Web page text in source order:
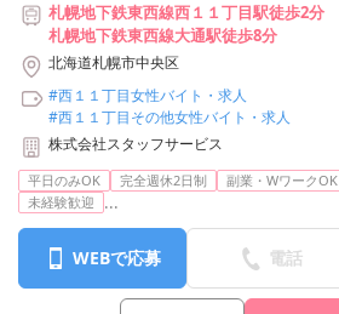
札幌地下鉄東西線西１１丁目駅徒歩2分
札幌地下鉄東西線大通駅徒歩8分
北海道札幌市中央区
#西１１丁目女性バイト・求人
#西１１丁目その他女性バイト・求人
株式会社スタッフサービス
平日のみOK 完全週休2日制 副業・WワークOK
未経験歓迎
...
WEBで応募 電話